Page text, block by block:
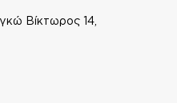
Βίκτωρος 14,